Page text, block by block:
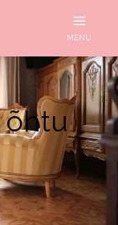
MENU
õhtu